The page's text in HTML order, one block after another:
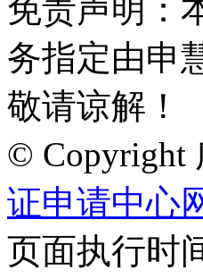
免责声明：
务指定由申
敬请谅解！
© Copyright
证申请中心
页面执行